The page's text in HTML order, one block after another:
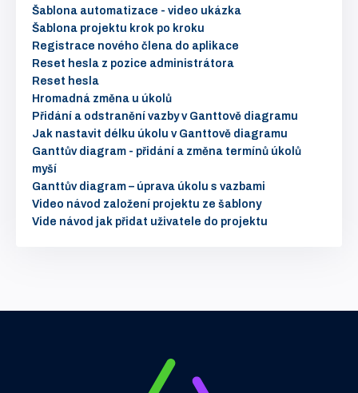
Šablona automatizace - video ukázka
Šablona projektu krok po kroku
Registrace nového člena do aplikace
Reset hesla z pozice administrátora
Reset hesla
Hromadná změna u úkolů
Přidání a odstranění vazby v Ganttově diagramu
Jak nastavit délku úkolu v Ganttově diagramu
Ganttův diagram - přidání a změna termínů úkolů
myší
Ganttův diagram – úprava úkolu s vazbami
Video návod založení projektu ze šablony
Vide návod jak přidat uživatele do projektu